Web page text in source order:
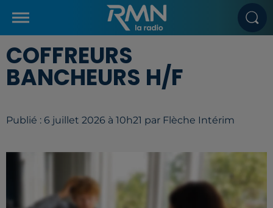
COFFREURS
BANCHEURS H/F
Publié : 6 juillet 2026 à 10h21 par Flèche Intérim